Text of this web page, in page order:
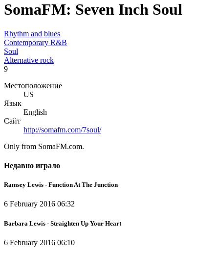
SomaFM: Seven Inch Soul
Rhythm and blues
Contemporary R&B
Soul
Alternative rock
9
Местоположение
US
Язык
English
Сайт
http://somafm.com/7soul/
Only from SomaFM.com.
Недавно играло
Ramsey Lewis - Function At The Junction
6 February 2016 06:32
Barbara Lewis - Straighten Up Your Heart
6 February 2016 06:10